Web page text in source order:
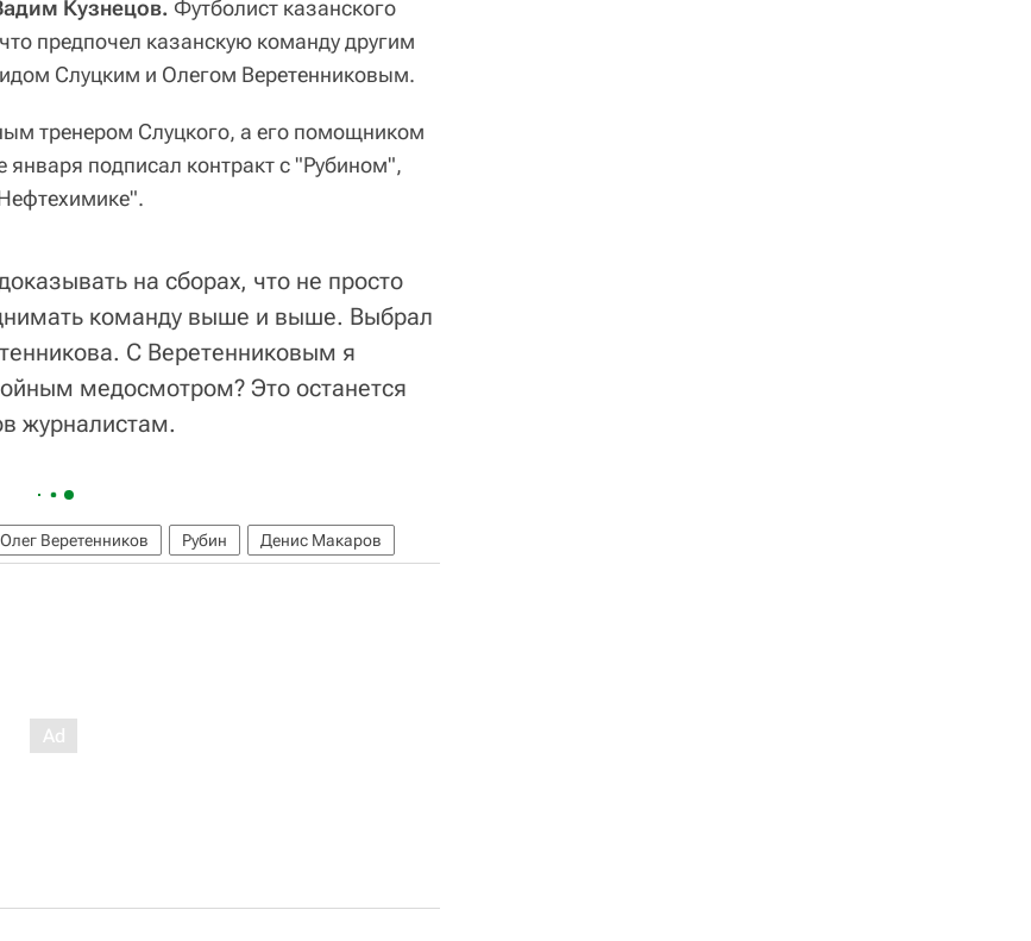
Кузнецов. Футболист казанского
предпочел казанскую команду другим
Слуцким и Олегом Веретенниковым.
тренером Слуцкого, а его помощником
подписал контракт с "Рубином",
на сборах, что не просто
команду выше и выше. Выбрал
С Веретенниковым я
медосмотром? Это останется
журналистам.
Олег Веретенников Рубин Денис Макаров